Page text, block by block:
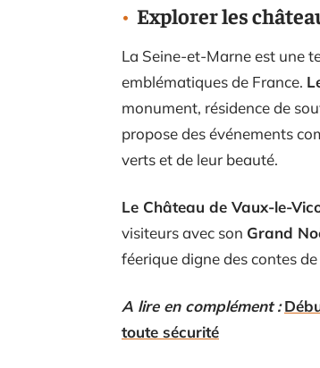
Explorer les
La Seine-et-Marne est une
emblématiques de France.
monument, résidence de
propose des événements
verts et de leur beauté.
Le Château de Vaux-le-
visiteurs avec son Grand
féerique digne des contes de
A lire en complément :
toute sécurité